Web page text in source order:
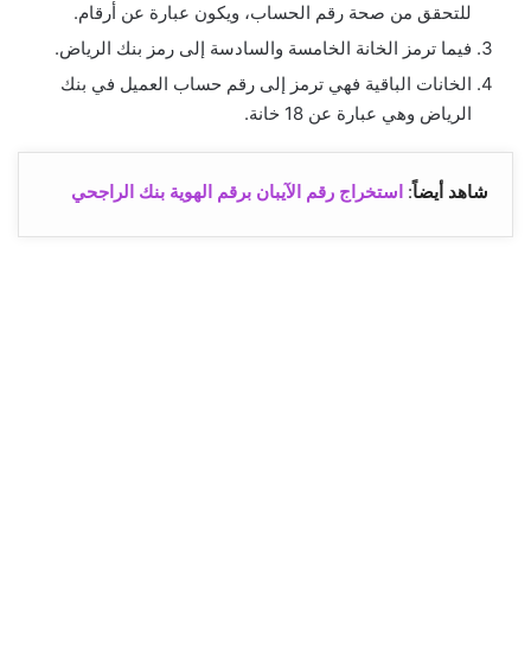
للتحقق من صحة رقم الحساب، ويكون عبارة عن أرقام.
فيما ترمز الخانة الخامسة والسادسة إلى رمز بنك الرياض.
الخانات الباقية فهي ترمز إلى رقم حساب العميل في بنك
الرياض وهي عبارة عن 18 خانة.
شاهد أيضاً: استخراج رقم الآيبان برقم الهوية بنك الراجحي